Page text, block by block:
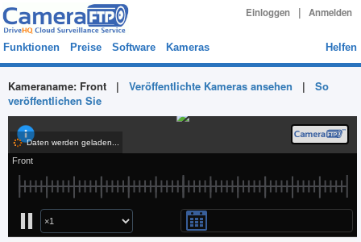
Einloggen | Anmelden
Funktionen Preise Software Kameras Helfen
Kameraname: Front | Veröffentlichte Kameras ansehen | So
veröffentlichen Sie